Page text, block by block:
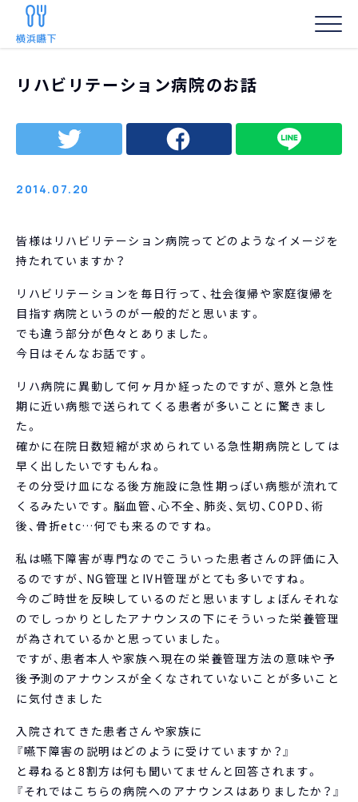
事務局からの
HOME
リハビリテーション病院のお話
2014.07.20
皆様はリハビリテーション病院ってどのようなイメージを
持たれていますか？
リハビリテーションを毎日行って、社会復帰や家庭復帰を
目指す病院というのが一般的だと思います。
でも違う部分が色々とありました。
今日はそんなお話です。
リハ病院に異動して何ヶ月か経ったのですが、意外と急性
期に近い病態で送られてくる患者が多いことに驚きまし
た。
確かに在院日数短縮が求められている急性期病院としては
早く出したいですもんね。
その分受け皿になる後方施設に急性期っぽい病態が流れて
くるみたいです。脳血管、心不全、肺炎、気切、COPD、術
後、骨折etc…何でも来るのですね。
私は嚥下障害が専門なのでこういった患者さんの評価に入
るのですが、NG管理とIVH管理がとても多いですね。
今のご時世を反映しているのだと思いますしょぼんそれな
のでしっかりとしたアナウンスの下にそういった栄養管理
が為されているかと思っていました。
ですが、患者本人や家族へ現在の栄養管理方法の意味や予
後予測のアナウンスが全くなされていないことが多いこと
に気付きました
入院されてきた患者さんや家族に
『嚥下障害の説明はどのように受けていますか？』
と尋ねると8割方は何も聞いてませんと回答されます。
『それではこちらの病院へのアナウンスはありましたか？』